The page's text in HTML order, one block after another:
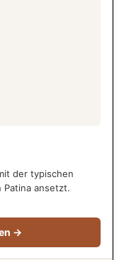
der typischen
Patina ansetzt.
→